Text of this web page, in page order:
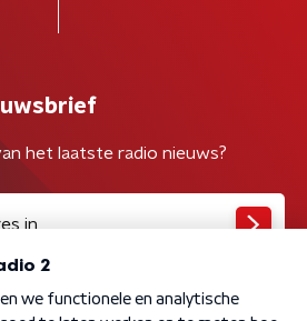
het laatste radio nieuws?